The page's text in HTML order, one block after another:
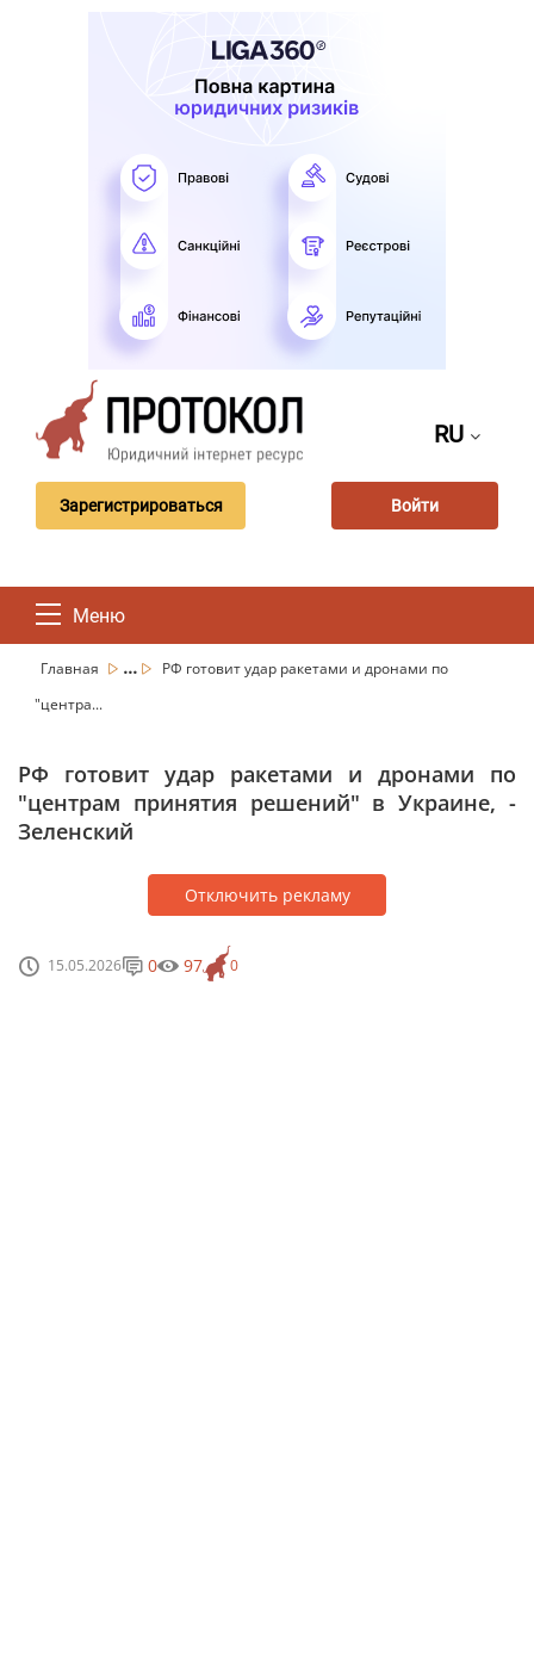
RU
Зарегистрироваться Войти
Меню
Главная ...
РФ готовит удар ракетами и дронами по
"центра...
РФ готовит удар ракетами и дронами по
"центрам принятия решений" в Украине, -
Зеленский
Отключить рекламу
15.05.2026 0
0 97